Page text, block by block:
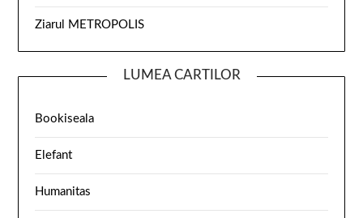
Ziarul METROPOLIS
LUMEA CARTILOR
Bookiseala
Elefant
Humanitas